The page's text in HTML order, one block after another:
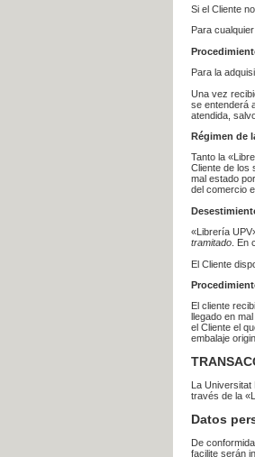
Si el Cliente
Para
Para la
Una vez
se entenderá
atendida,
Régimen de
Tanto la
Cliente de los
mal estado
del comercio
«Librería
tramitado .
El Cliente
El cliente
llegado en
el Cliente el
embalaje
La
través de la
Datos
De
facilite serán